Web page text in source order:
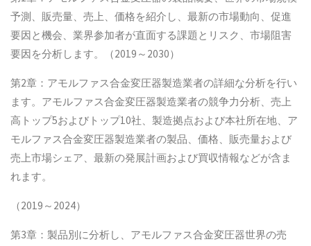
予測、販売量、売上、価格を紹介し、最新の市場動向、促進
要因と機会、業界参加者が直面する課題とリスク、市場阻害
要因を分析します。（2019～2030）
第2章：アモルファス合金変圧器製造業者の詳細な分析を行い
ます。アモルファス合金変圧器製造業者の競争力分析、売上
高トップ5およびトップ10社、製造拠点および本社所在地、ア
モルファス合金変圧器製造業者の製品、価格、販売量および
売上市場シェア、最新の発展計画および買収情報などが含ま
れます。
（2019～2024）
第3章：製品別に分析し、アモルファス合金変圧器世界の売